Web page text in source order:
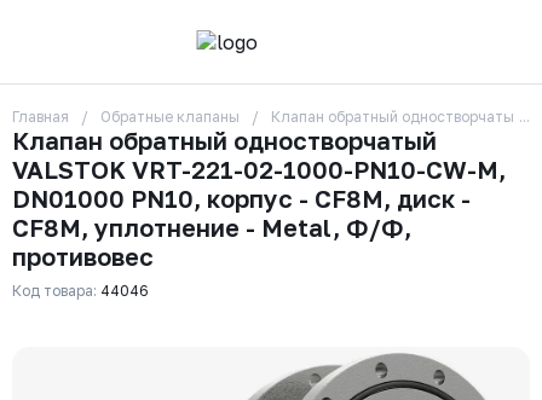
О компании
Контакты
Бренды
Отзывы
Сотрудники
Вакансии
Доставка
Оплата
Главная Обратные клапаны Клапан обратный одностворчатый
Клапан обратный одностворчатый
VALSTOK VRT-221-02-1000-PN10-CW-M,
DN01000 PN10, корпус - CF8M, диск -
CF8M, уплотнение - Metal, Ф/Ф,
противовес
Код товара: 44046